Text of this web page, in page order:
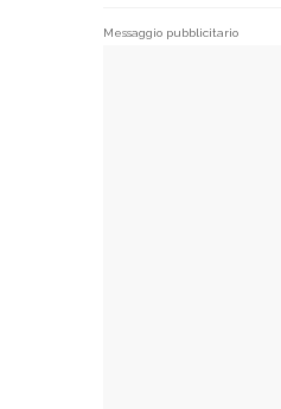
Messaggio pubblicitario